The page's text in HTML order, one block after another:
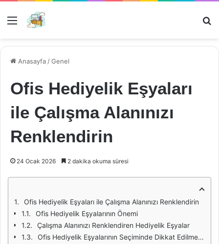
Menü
Anasayfa /Genel
Ofis Hediyelik Eşyaları
ile Çalışma Alanınızı
Renklendirin
24 Ocak 2026 2 dakika okuma süresi
Ofis Hediyelik Eşyaları ile Çalışma Alanınızı Renklendirin
Ofis Hediyelik Eşyalarının Önemi
Çalışma Alanınızı Renklendiren Hediyelik Eşyalar
Ofis Hediyelik Eşyalarının Seçiminde Dikkat Edilmesi Gerekenler